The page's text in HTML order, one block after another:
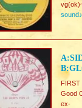
sound♪
FIRST
Good
ex-